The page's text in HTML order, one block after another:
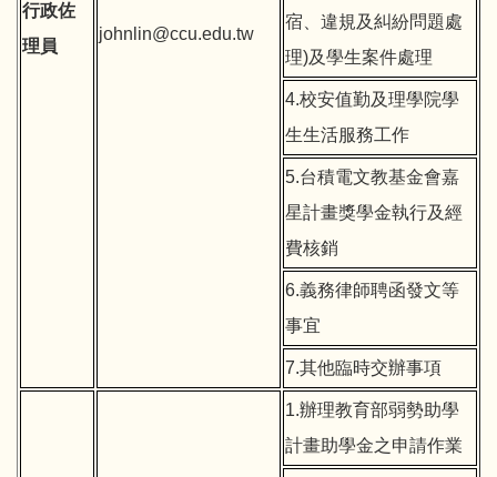
行政佐
理員
johnlin@ccu.edu.tw
宿、違規及糾紛問題處
理)及學生案件處理
4.校安值勤及理學院學
生生活服務工作
5.台積電文教基金會嘉
星計畫獎學金執行及經
費核銷
6.義務律師聘函發文等
事宜
7.其他臨時交辦事項
1.辦理教育部弱勢助學
計畫助學金之申請作業